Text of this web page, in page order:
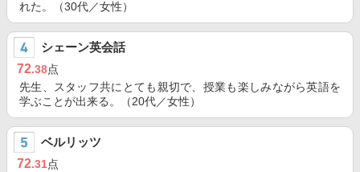
れた。（30代／女性）
シェーン英会話
72.38点
先生、スタッフ共にとても親切で、授業も楽しみながら英語を
学ぶことが出来る。（20代／女性）
ベルリッツ
72.31点